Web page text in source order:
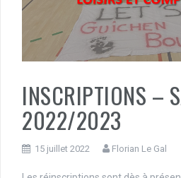
INSCRIPTIONS –
2022/2023
15 juillet 2022 Florian Le Gal